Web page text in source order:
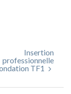
Insertion
professionnelle
TF1